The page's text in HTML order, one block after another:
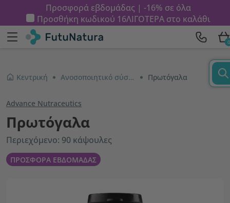
Προσφορά εβδομάδας | -16% σε όλα
Προσθήκη κωδικού 16ΛΙΓΟΤΕΡΑστο καλάθι
0
Κεντρική Ανοσοποιητικό σύστημα και ενέργεια Πρωτόγαλα
Advance Nutraceutics
Πρωτόγαλα
Περιεχόμενο: 90 κάψουλες
ΠΡΟΣΦΟΡΑ ΕΒΔΟΜΑΔΑΣ